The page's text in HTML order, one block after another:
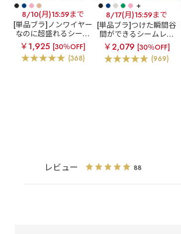
8/10(月)15:59まで
[単品ブラ]ノンワイヤー
なのに超盛れるシーム
レスブラ
【WEB限
定】ノンワイヤー 超盛
ブラ(R) シームレス 単
￥1,925 [30％OFF]
(368)
+
8/17(月)15:59まで
[単品ブラ]つけた瞬間谷
間ができるシームレス
ブラ
超盛ブラ(R) シー
ムレス 単品ブラジャー
￥2,079 [30％OFF]
(969)
レビュー 88